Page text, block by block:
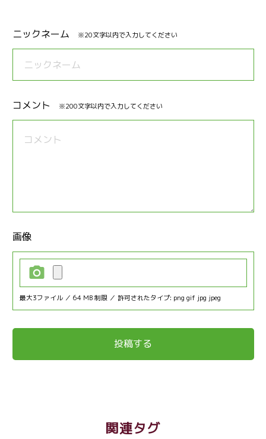
ニックネーム ※20文字以内で入力してください
コメント ※200文字以内で入力してください
画像
最大3ファイル ／ 64 MB 制限 ／ 許可されたタイプ: png gif jpg jpeg
関連タグ